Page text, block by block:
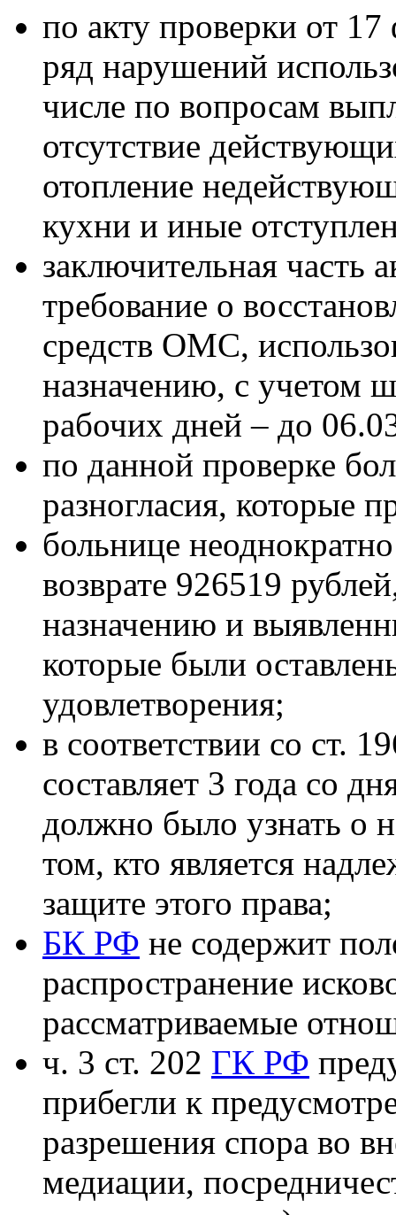
по акту проверки от
ряд нарушений
числе по вопросам
отсутствие
отопление
кухни и иные
заключительная часть
требование о
средств ОМС,
назначению, с учетом
рабочих дней – до
по данной проверке
разногласия, которые
больнице
возврате 926519
назначению и
которые были
удовлетворения;
в соответствии со ст.
составляет 3 года со
должно было узнать о
том, кто является
защите этого права;
БК РФ не содержит
распространение
рассматриваемые
ч. 3 ст. 202 ГК РФ
прибегли к
разрешения спора во
медиации,